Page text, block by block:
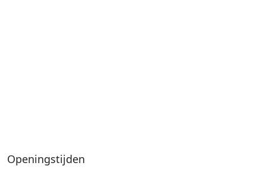
Openingstijden